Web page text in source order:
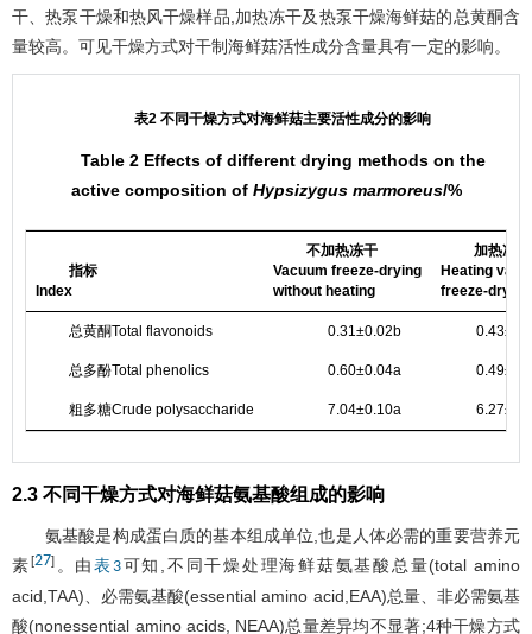
干、热泵干燥和热风干燥样品,加热冻干及热泵干燥海鲜菇的总黄酮含
量较高。可见干燥方式对干制海鲜菇活性成分含量具有一定的影响。
表2 不同干燥方式对海鲜菇主要活性成分的影响
Table 2 Effects of different drying methods on the
active composition of Hypsizygus marmoreus/%
指标
Index
不加热冻干
Vacuum freeze-drying
without heating
加热冻干
Heating
freeze-drying
总黄酮Total flavonoids 0.31±0.02b
总多酚Total phenolics 0.60±0.04a
粗多糖Crude polysaccharide 7.04±0.10a
2.3 不同干燥方式对海鲜菇氨基酸组成的影响
氨基酸是构成蛋白质的基本组成单位,也是人体必需的重要营养元
素[27]。由 表3可知,不同干燥处理海鲜菇氨基酸总量(total amino
acid,TAA)、必需氨基酸(essential amino acid,EAA)总量、非必需氨基
酸(nonessential amino acids, NEAA)总量差异均不显著;4种干燥方式